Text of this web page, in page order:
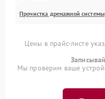
Прочистка дренажной системы
Цены в прайс-листе
Мы проверим ваше